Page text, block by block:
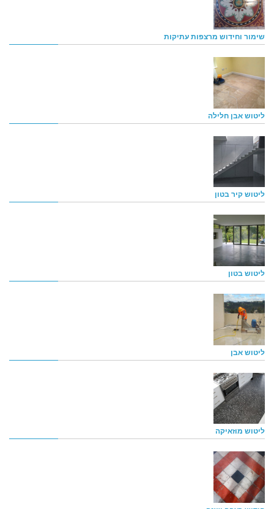
שימור וחידוש מרצפות עתיקות
ליטוש אבן חלילה
ליטוש קיר בטון
ליטוש בטון
ליטוש אבן
ליטוש מוזאיקה